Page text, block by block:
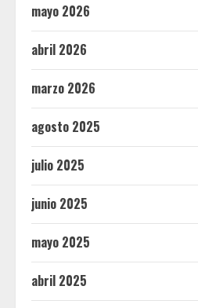
mayo 2026
abril 2026
marzo 2026
agosto 2025
julio 2025
junio 2025
mayo 2025
abril 2025